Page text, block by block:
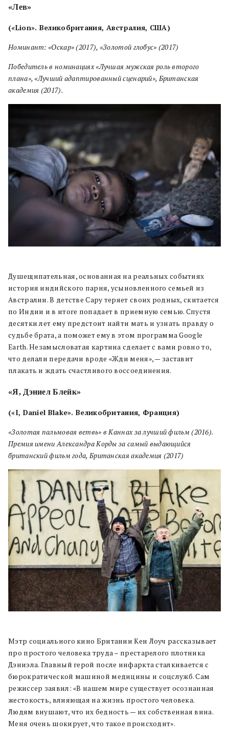
«Лев»
(«Lion». Великобритания, Австралия, США)
Номинант: «Оскар» (2017), «Золотой глобус» (2017)
Победитель в номинациях «Лучшая мужская роль второго
плана», «Лучший адаптированный сценарий», Британская
академия (2017).
Душещипательная, основанная на реальных событиях
история индийского парня, усыновленного семьей из
Австралии. В детстве Сару теряет своих родных, скитается
по Индии и в итоге попадает в приемную семью. Спустя
десятки лет ему предстоит найти мать и узнать правду о
судьбе брата, а поможет ему в этом программа Google
Earth. Незамысловатая картина сделает с вами ровно то,
что делали передачи вроде «Жди меня», — заставит
плакать и ждать счастливого воссоединения.
«Я, Дэниел Блейк»
(«I, Daniel Blake». Великобритания, Франция)
«Золотая пальмовая ветвь» в Каннах за лучший фильм (2016).
Премия имени Александра Корды за самый выдающийся
британский фильм года, Британская академия (2017)
Мэтр социального кино Британии Кен Лоуч рассказывает
про простого человека труда – престарелого плотника
Дэниэла. Главный герой после инфаркта сталкивается с
бюрократической машиной медицины и соцслужб. Сам
режиссер заявил: «В нашем мире существует осознанная
жестокость, влияющая на жизнь простого человека.
Людям внушают, что их бедность — их собственная вина.
Меня очень шокирует, что такое происходит».